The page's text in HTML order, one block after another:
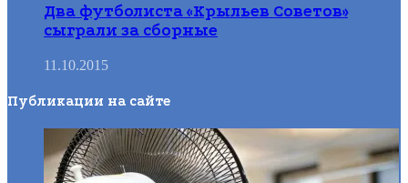
Два футболиста «Крыльев Советов»
сыграли за сборные
11.10.2015
Публикации на сайте